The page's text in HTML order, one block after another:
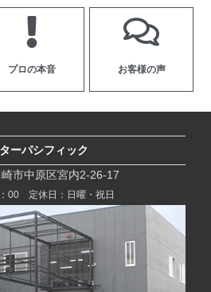
プロの本音 お客様の声
ーパシフィック
市中原区宮内2-26-17
00 定休日：日曜・祝日